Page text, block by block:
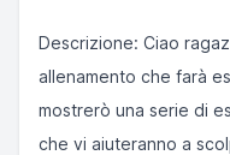
Descrizione: Ciao
allenamento che farà
mostrerò una serie di
che vi aiuteranno a